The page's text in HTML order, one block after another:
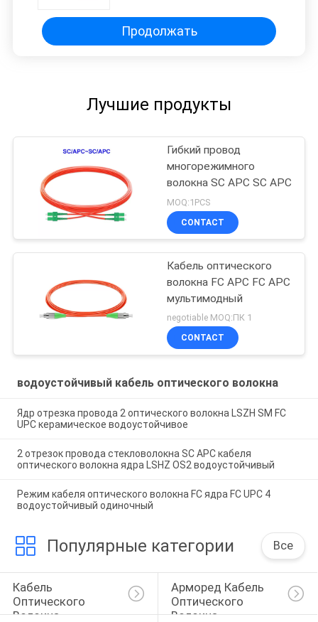
Продолжать
Лучшие продукты
Гибкий провод
многорежимного
волокна SC APC SC APC
MOQ:1PCS
CONTACT
Кабель оптического
волокна FC APC FC APC
мультимодный
negotiable MOQ:ПК 1
CONTACT
водоустойчивый кабель оптического волокна
Ядр отрезка провода 2 оптического волокна LSZH SM FC
UPC керамическое водоустойчивое
2 отрезок провода стекловолокна SC APC кабеля
оптического волокна ядра LSHZ OS2 водоустойчивый
Режим кабеля оптического волокна FC ядра FC UPC 4
водоустойчивый одиночный
Популярные категории Все
Кабель
Оптического
Волокна
Арморед Кабель
Оптического
Волокна